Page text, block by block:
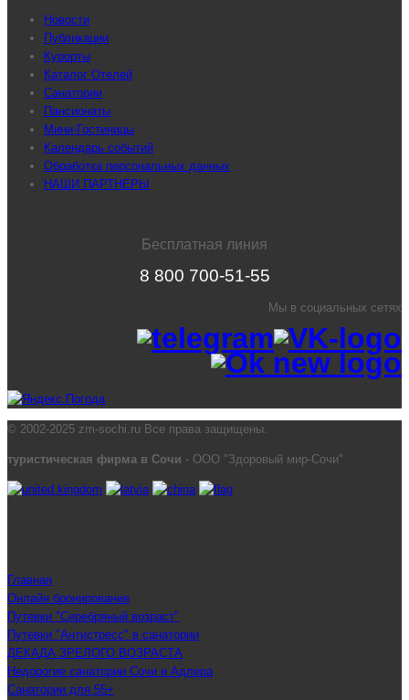
Новости
Публикации
Курорты
Каталог Отелей
Санатории
Пансионаты
Мини-Гостиницы
Календарь событий
Обработка персональных данных
НАШИ ПАРТНЕРЫ
Бесплатная линия
8 800 700-51-55
Мы в социальных сетях
© 2002-2025 zm-sochi.ru Все права защищены.
туристическая фирма в Сочи - ООО "Здоровый мир-Сочи"
Главная
Онлайн бронирование
Путевки "Серебряный возраст"
Путевки "Антистресс" в санатории
ДЕКАДА ЗРЕЛОГО ВОЗРАСТА
Недорогие санатории Сочи и Адлера
Санатории для 55+